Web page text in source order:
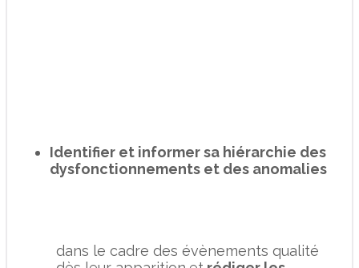
Identifier et informer sa hiérarchie des
dysfonctionnements et des anomalies
dans le cadre des évènements qualité